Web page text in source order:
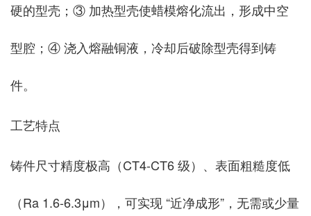
硬的型壳；③ 加热型壳使蜡模熔化流出，形成中空
型腔；④ 浇入熔融铜液，冷却后破除型壳得到铸
件。
工艺特点
铸件尺寸精度极高（CT4-CT6 级）、表面粗糙度低
（Ra 1.6-6.3μm），可实现 “近净成形”，无需或少量